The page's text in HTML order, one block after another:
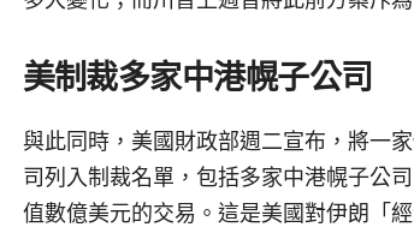
美制裁多家中港幌子公司
與此同時，美國財政部週二宣布，將一
司列入制裁名單，包括多家中港幌子公
值數億美元的交易。這是美國對伊朗「